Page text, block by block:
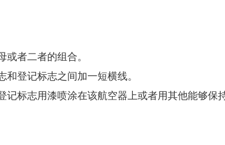
者二者的组合。
登记标志之间加一短横线。
志用漆喷涂在该航空器上或者用其他能够保